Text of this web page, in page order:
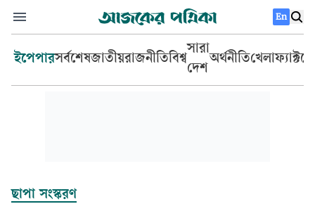
En
ইপেপারসর্বশেষজাতীয়রাজনীতিবিশ্ব
সারা
দেশ
অর্থনীতিখেলা
ছাপা সংস্করণ